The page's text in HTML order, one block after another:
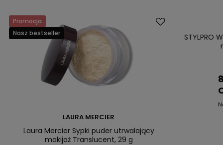
Promocja
Nasz bestseller
LAURA MERCIER
Laura Mercier Sypki puder utrwalający
makijaż Translucent, 29 g
Okazja
STYLPRO